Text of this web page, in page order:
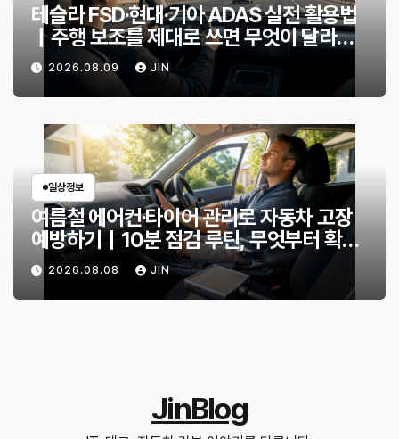
테슬라 FSD·현대·기아 ADAS 실전 활용법
｜주행 보조를 제대로 쓰면 무엇이 달라질
까?2026.08.09 JIN
일상정보
여름철 에어컨·타이어 관리로 자동차 고장
예방하기｜10분 점검 루틴, 무엇부터 확인
할까?
2026.08.08 JIN
JinBlog